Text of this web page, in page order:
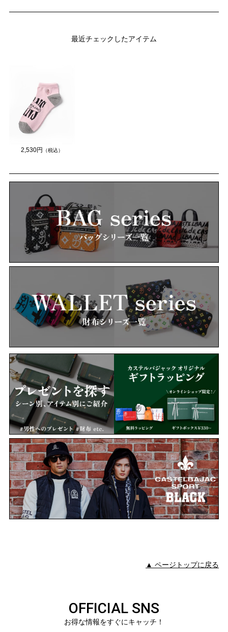
最近チェックしたアイテム
2,530円 （税込）
▲ ページトップに戻る
OFFICIAL SNS
お得な情報をすぐにキャッチ！